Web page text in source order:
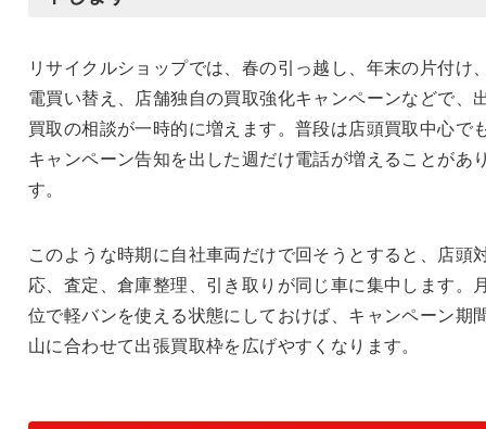
リサイクルショップでは、春の引っ越し、年末の片付け
電買い替え、店舗独自の買取強化キャンペーンなどで、
買取の相談が一時的に増えます。普段は店頭買取中心で
キャンペーン告知を出した週だけ電話が増えることがあ
す。
このような時期に自社車両だけで回そうとすると、店頭
応、査定、倉庫整理、引き取りが同じ車に集中します。
位で軽バンを使える状態にしておけば、キャンペーン期
山に合わせて出張買取枠を広げやすくなります。